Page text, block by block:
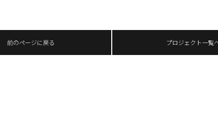
前のページに戻る プロジェクト一覧